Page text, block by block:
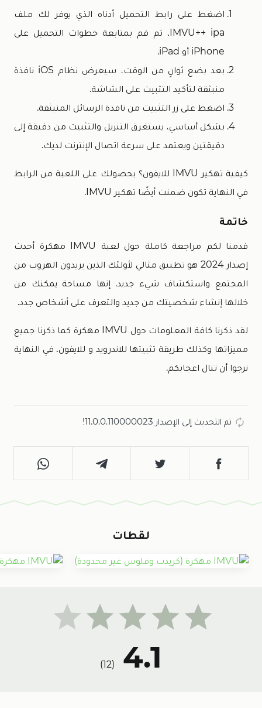
اضغط على رابط التحميل أدناه الذي يوفر لك ملف
IMVU++ ipa، ثم قم بمتابعة خطوات التحميل على
iPhone أو iPad.
بعد بضع ثوانٍ من الوقت، سيعرض نظام iOS نافذة
منبثقة لتأكيد التثبيت على الشاشة.
اضغط على زر التثبيت من نافذة الرسائل المنبثقة.
بشكل أساسي، يستغرق التنزيل والتثبيت من دقيقة إلى
دقيقتين ويعتمد على سرعة اتصال الإنترنت لديك.
كيفية تهكير IMVU للايفون؟ بحصولك على اللعبة من الرابط
في النهاية تكون ضمنت أيضًا تهكير IMVU.
خاتمة
قدمنا لكم مراجعة كاملة حول لعبة IMVU مهكرة أحدث
إصدار 2024 هو تطبيق مثالي لأولئك الذين يريدون الهروب من
المجتمع واستكشاف شيء جديد. إنها مساحة يمكنك من
خلالها إنشاء شخصيتك من جديد والتعرف على أشخاص جدد.
لقد ذكرنا كافة المعلومات حول IMVU مهكرة كما ذكرنا جميع
مميزاتها وكذلك طريقة تثبيتها للاندرويد و للايفون، في النهاية
نرجوا أن تنال اعجابكم.
تم التحديث إلى الإصدار 11.0.0.110000023!
4.1
(
12
)
لقطات